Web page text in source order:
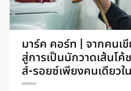
มาร์ค คอร์ท | จากคนเ
สู่การเป็นนักวาดเส้นโค้
ส์-รอยซ์เพียงคนเดียวใ